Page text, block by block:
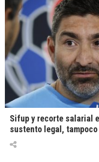
Sifup y recorte salarial
sustento legal, tampoco